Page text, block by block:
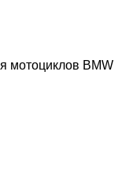
мотоциклов BMW